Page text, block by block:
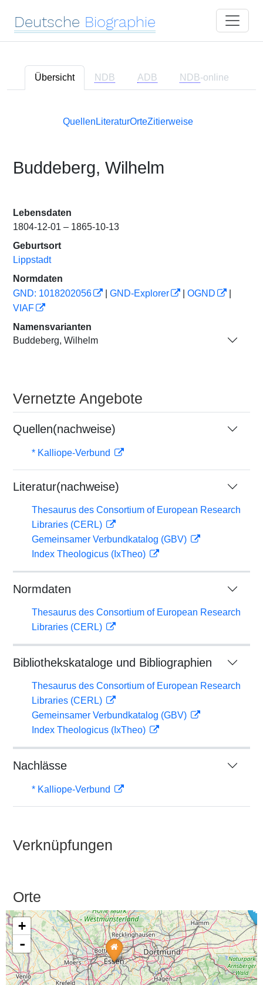
Deutsche Biographie
Übersicht NDB ADB NDB-online
Quellen LiteraturOrteZitierweise
Buddeberg, Wilhelm
Lebensdaten
1804-12-01 – 1865-10-13
Geburtsort
Lippstadt
Normdaten
GND: 1018202056
GND-Explorer OGND
VIAF
Namensvarianten
Buddeberg, Wilhelm
Vernetzte Angebote
Quellen(nachweise)
* Kalliope-Verbund
Literatur(nachweise)
Thesaurus des Consortium of European Research
Libraries (CERL)
Gemeinsamer Verbundkatalog (GBV)
Index Theologicus (IxTheo)
Normdaten
Thesaurus des Consortium of European Research
Libraries (CERL)
Bibliothekskataloge und Bibliographien
Thesaurus des Consortium of European Research
Libraries (CERL)
Gemeinsamer Verbundkatalog (GBV)
Index Theologicus (IxTheo)
Nachlässe
* Kalliope-Verbund
Verknüpfungen
Orte
+
-